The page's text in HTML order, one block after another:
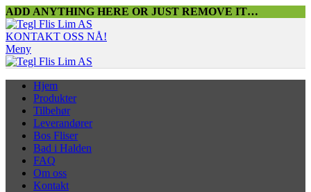
ADD ANYTHING HERE OR JUST REMOVE IT…
KONTAKT OSS NÅ!
Meny
Hjem
Produkter
Tilbehør
Leverandører
Bos Fliser
Bad i Halden
FAQ
Om oss
Kontakt